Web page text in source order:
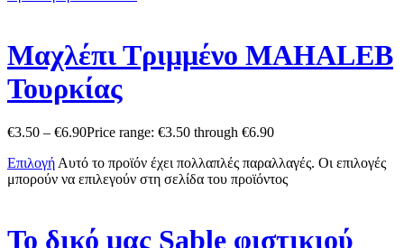
Μαχλέπι Τριμμένο MAHALEB
Τουρκίας
€3.50 – €6.90Price range: €3.50 through €6.90
ΕπιλογήΑυτό το προϊόν έχει πολλαπλές παραλλαγές. Οι επιλογές
μπορούν να επιλεγούν στη σελίδα του προϊόντος
Το δικό μας Sable φιστικιού